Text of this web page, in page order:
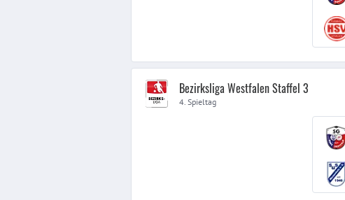
Bezirksliga Westfalen Staffel 3
4. Spieltag